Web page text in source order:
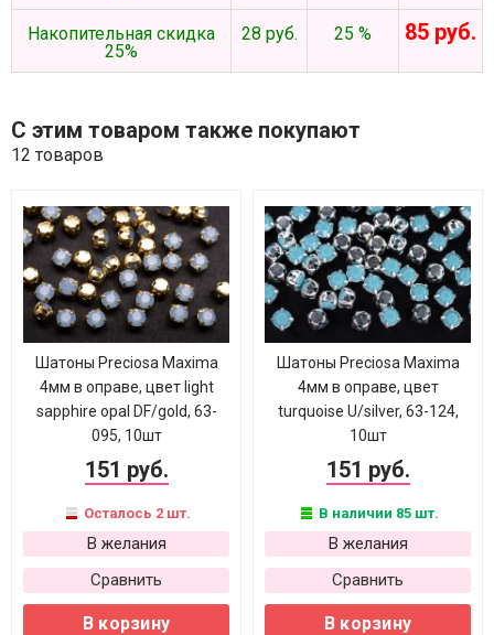
Накопительная скидка
25%
28 руб. 25 % 85 руб.
С этим товаром также покупают
12 товаров
Шатоны Preciosa Maxima
4мм в оправе, цвет light
sapphire opal DF/gold, 63-
095, 10шт
151 руб.
Осталось 2 шт.
В желания
Сравнить
В корзину
Шатоны Preciosa Maxima
4мм в оправе, цвет
turquoise U/silver, 63-124,
10шт
151 руб.
В наличии 85 шт.
В желания
Сравнить
В корзину